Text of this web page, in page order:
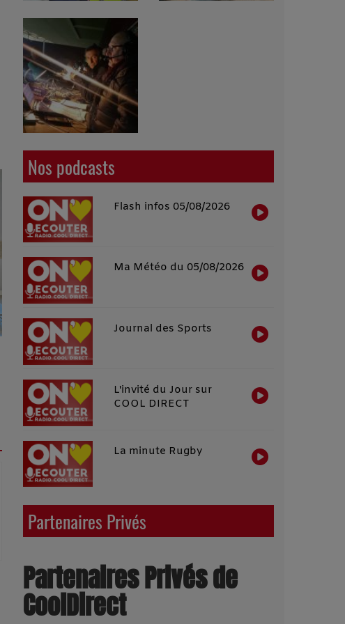
Nos podcasts
Flash infos 05/08/2026
Ma Météo du 05/08/2026
Journal des Sports
L'invité du Jour sur
COOL DIRECT
La minute Rugby
Partenaires Privés
Partenaires Privés de
CoolDirect